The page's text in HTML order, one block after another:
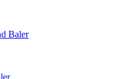
Baler